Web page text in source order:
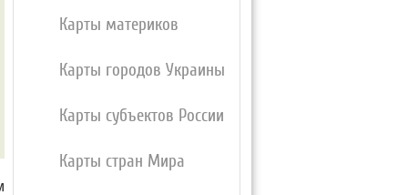
Карты материков
Карты городов Украины
Карты субъектов России
Карты стран Мира